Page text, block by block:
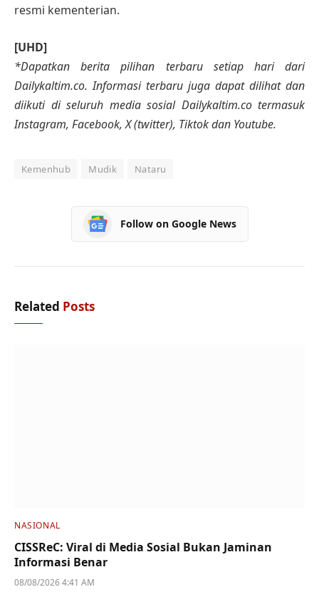
resmi kementerian.
[UHD]
*Dapatkan berita pilihan terbaru setiap hari dari
Dailykaltim.co. Informasi terbaru juga dapat dilihat dan
diikuti di seluruh media sosial Dailykaltim.co termasuk
Instagram, Facebook, X (twitter), Tiktok dan Youtube.
Kemenhub Mudik Nataru
Follow on Google News
Related Posts
NASIONAL
CISSReC: Viral di Media Sosial Bukan Jaminan
Informasi Benar
08/08/2026 4:41 AM